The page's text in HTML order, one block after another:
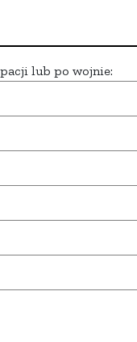
lub po wojnie: